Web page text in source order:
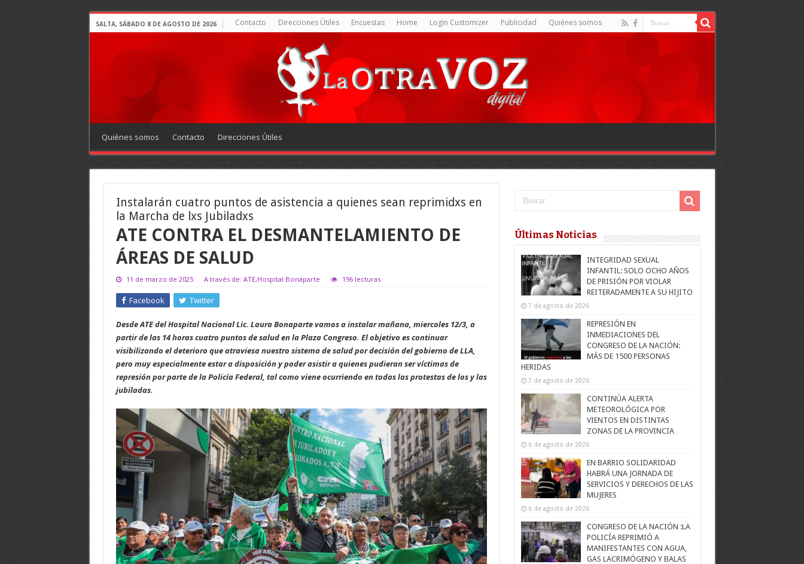
SALTA, SÁBADO 8 DE AGOSTO DE 2026 Contacto Direcciones Útiles Encuestas Home Login Customizer Publicidad Quiénes somos
Quiénes somos Contacto Direcciones Útiles
Instalarán cuatro puntos de asistencia a quienes sean reprimidxs en
la Marcha de lxs Jubiladxs
ATE CONTRA EL DESMANTELAMIENTO DE
ÁREAS DE SALUD
11 de marzo de 2025 A través de: ATE,Hospital Bonaparte 196 lecturas
Facebook Twitter
Desde ATE del Hospital Nacional Lic. Laura Bonaparte vamos a instalar mañana, miercoles 12/3, a
partir de las 14 horas cuatro puntos de salud en la Plaza Congreso. El objetivo es continuar
visibilizando el deterioro que atraviesa nuestro sistema de salud por decisión del gobierno de LLA,
pero muy especialmente estar a disposición y poder asistir a quienes pudieran ser víctimas de
represión por parte de la Policía Federal, tal como viene ocurriendo en todas las protestas de los y las
jubiladas.
Últimas Noticias
INTEGRIDAD SEXUAL
INFANTIL: SOLO OCHO AÑOS
DE PRISIÓN POR VIOLAR
REITERADAMENTE A SU HIJITO
7 de agosto de 2026
REPRESIÓN EN
INMEDIACIONES DEL
CONGRESO DE LA NACIÓN:
MÁS DE 1500 PERSONAS
HERIDAS
7 de agosto de 2026
CONTINÚA ALERTA
METEOROLÓGICA POR
VIENTOS EN DISTINTAS
ZONAS DE LA PROVINCIA
6 de agosto de 2026
EN BARRIO SOLIDARIDAD
HABRÁ UNA JORNADA DE
SERVICIOS Y DERECHOS DE LAS
MUJERES
6 de agosto de 2026
CONGRESO DE LA NACIÓN :LA
POLICÍA REPRIMIÓ A
MANIFESTANTES CON AGUA,
GAS LACRIMÓGENO Y BALAS